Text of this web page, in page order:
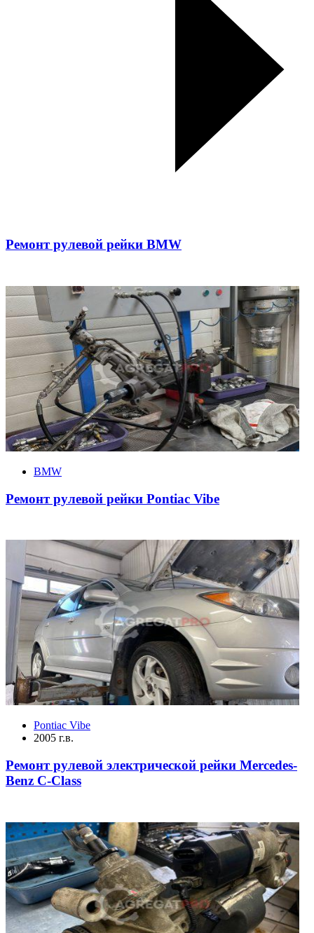
Ремонт рулевой рейки BMW
BMW
Ремонт рулевой рейки Pontiac Vibe
Pontiac Vibe
2005 г.в.
Ремонт рулевой электрической рейки Mercedes-
Benz C-Class